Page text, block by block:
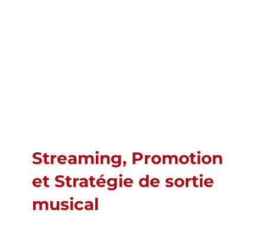
Streaming, Promotion
et Stratégie de sortie
musical